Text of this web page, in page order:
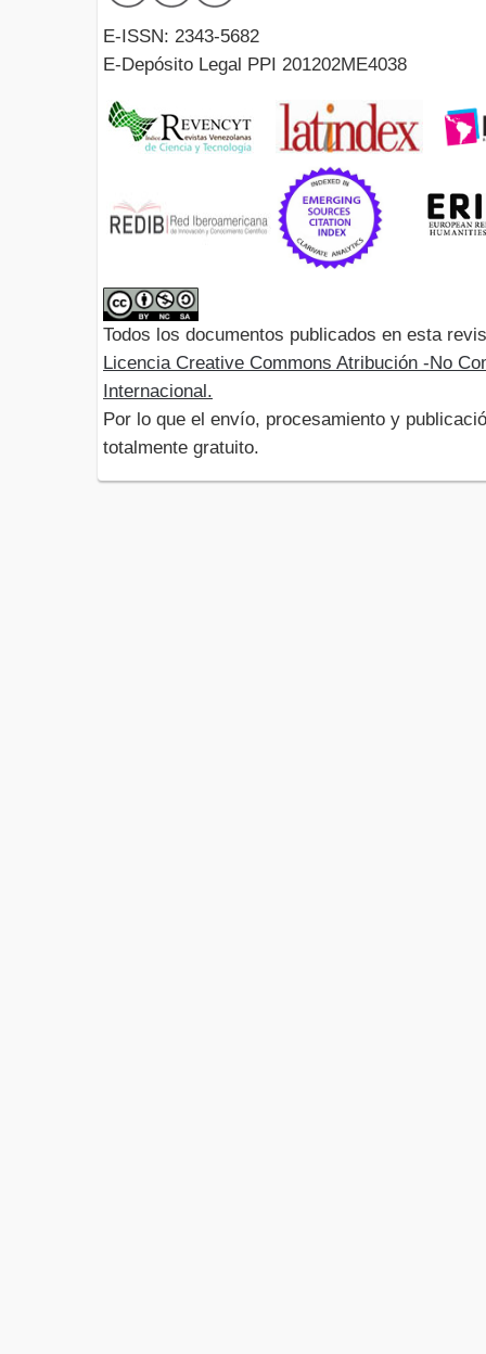
E-ISSN: 2343-5682
E-Depósito Legal PPI 201202ME4038
Todos los documentos publicados en esta
Licencia Creative Commons Atribución -No
Internacional.
Por lo que el envío, procesamiento y
totalmente gratuito.